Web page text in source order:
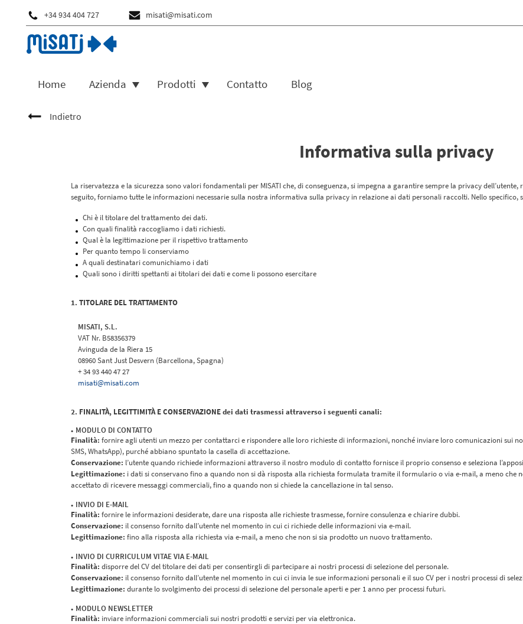
+34 934 404 727 misati@misati.com
Home Azienda Prodotti Contatto Blog
Indietro
Informativa sulla privacy
La riservatezza e la sicurezza sono valori fondamentali per MISATI che, di conseguenza, si impegna a garantire sempre la privacy
seguito, forniamo tutte le informazioni necessarie sulla nostra informativa sulla privacy in relazione ai dati personali raccolti. Nello specifico,
Chi è il titolare del trattamento dei dati.
Con quali finalità raccogliamo i dati richiesti.
Qual è la legittimazione per il rispettivo trattamento
Per quanto tempo li conserviamo
A quali destinatari comunichiamo i dati
Quali sono i diritti spettanti ai titolari dei dati e come li possono esercitare
1. TITOLARE DEL TRATTAMENTO
MISATI, S.L.
VAT Nr. B58356379
Avinguda de la Riera 15
08960 Sant Just Desvern (Barcellona, Spagna)
+ 34 93 440 47 27
misati@misati.com
2. FINALITÀ, LEGITTIMITÀ E CONSERVAZIONE dei dati trasmessi attraverso i seguenti canali:
MODULO DI CONTATTO
Finalità: fornire agli utenti un mezzo per contattarci e rispondere alle loro richieste di informazioni, nonché inviare loro comunicazioni sui
SMS, WhatsApp), purché abbiano spuntato la casella di accettazione.
Conservazione: l’utente quando richiede informazioni attraverso il nostro modulo di contatto fornisce il proprio consenso e seleziona
Legittimazione: i dati si conservano fino a quando non si dà risposta alla richiesta formulata tramite il formulario o via e-mail, a meno che
accettato di ricevere messaggi commerciali, fino a quando non si chiede la cancellazione in tal senso.
INVIO DI E-MAIL
Finalità: fornire le informazioni desiderate, dare una risposta alle richieste trasmesse, fornire consulenza e chiarire dubbi.
Conservazione: il consenso fornito dall’utente nel momento in cui ci richiede delle informazioni via e-mail.
Legittimazione: fino alla risposta alla richiesta via e-mail, a meno che non si sia prodotto un nuovo trattamento.
INVIO DI CURRICULUM VITAE VIA E-MAIL
Finalità: disporre del CV del titolare dei dati per consentirgli di partecipare ai nostri processi di selezione del personale.
Conservazione: il consenso fornito dall’utente nel momento in cui ci invia le sue informazioni personali e il suo CV per i nostri processi di
Legittimazione: durante lo svolgimento dei processi di selezione del personale aperti e per 1 anno per processi futuri.
MODULO NEWSLETTER
Finalità: inviare informazioni commerciali sui nostri prodotti e servizi per via elettronica.